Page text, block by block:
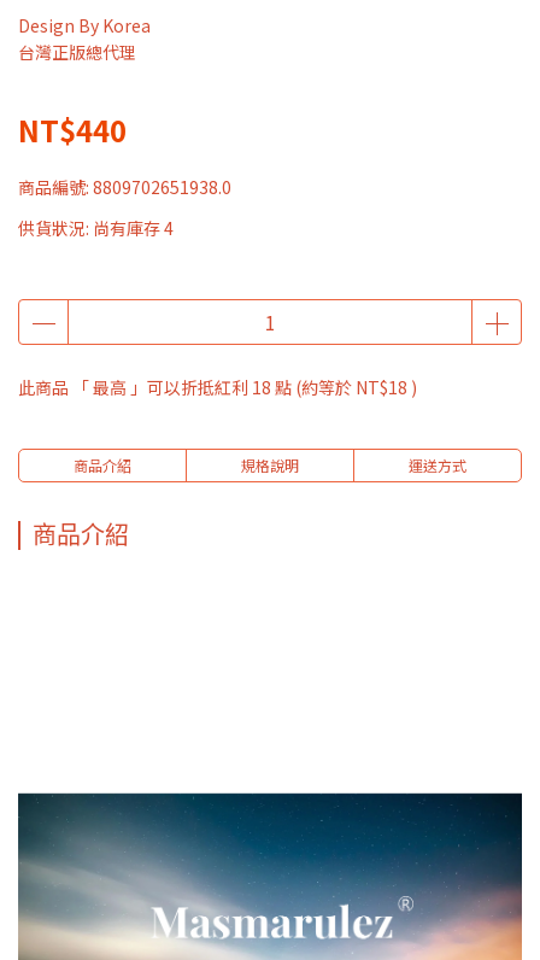
Design By Korea
台灣正版總代理
NT$440
商品編號: 8809702651938.0
供貨狀況: 尚有庫存 4
此商品 「 最高 」可以折抵紅利 18 點 (約等於 NT$18 )
商品介紹 規格說明 運送方式
商品介紹